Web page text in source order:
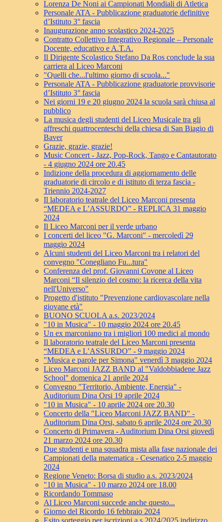
Lorenza De Noni ai Campionati Mondiali di Atletica
Personale ATA - Pubblicazione graduatorie definitive
d’Istituto 3° fascia
Inaugurazione anno scolastico 2024-2025
Contratto Collettivo Integrativo Regionale – Personale
Docente, educativo e A.T.A.
Il Dirigente Scolastico Stefano Da Ros conclude la sua
carriera al Liceo Marconi
"Quelli che...l'ultimo giorno di scuola..."
Personale ATA - Pubblicazione graduatorie provvisorie
d’Istituto 3° fascia
Nei giorni 19 e 20 giugno 2024 la scuola sarà chiusa al
pubblico
La musica degli studenti del Liceo Musicale tra gli
affreschi quattrocenteschi della chiesa di San Biagio di
Baver
Grazie, grazie, grazie!
Music Concert - Jazz, Pop-Rock, Tango e Cantautorato
- 4 giugno 2024 ore 20.45
Indizione della procedura di aggiornamento delle
graduatorie di circolo e di istituto di terza fascia -
Triennio 2024-2027
Il laboratorio teatrale del Liceo Marconi presenta
“MEDEA e L’ASSURDO” - REPLICA 31 maggio
2024
Il Liceo Marconi per il verde urbano
I concerti del liceo "G. Marconi" - mercoledì 29
maggio 2024
Alcuni studenti del Liceo Marconi tra i relatori del
convegno "Conegliano Fu...tura"
Conferenza del prof. Giovanni Covone al Liceo
Marconi “Il silenzio del cosmo: la ricerca della vita
nell'Universo"
Progetto d'istituto "Prevenzione cardiovascolare nella
giovane età"
BUONO SCUOLA a.s. 2023/2024
"10 in Musica" - 10 maggio 2024 ore 20.45
Un ex marconiano tra i migliori 100 medici al mondo
Il laboratorio teatrale del Liceo Marconi presenta
“MEDEA e L’ASSURDO” - 9 maggio 2024
"Musica e parole per Simona" venerdì 3 maggio 2024
Liceo Marconi JAZZ BAND al "Valdobbiadene Jazz
School" domenica 21 aprile 2024
Convegno "Territorio, Ambiente, Energia" -
Auditorium Dina Orsi 19 aprile 2024
"10 in Musica" - 10 aprile 2024 ore 20.30
Concerto della "Liceo Marconi JAZZ BAND" -
Auditorium Dina Orsi, sabato 6 aprile 2024 ore 20.30
Concerto di Primavera - Auditorium Dina Orsi giovedì
21 marzo 2024 ore 20.30
Due studenti e una squadra mista alla fase nazionale dei
Campionati della matematica - Cesenatico 2-5 maggio
2024
Regione Veneto: Borsa di studio a.s. 2023/2024
"10 in Musica" - 10 marzo 2024 ore 18.00
Ricordando Tommaso
Al Liceo Marconi succede anche questo...
Giorno del Ricordo 16 febbraio 2024